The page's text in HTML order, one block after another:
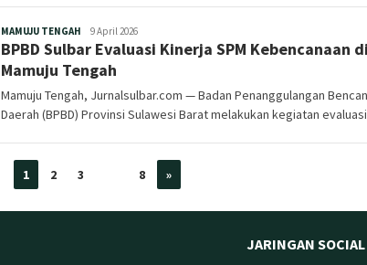
MAMUJU TENGAH Redaksi
9 April 2026
BPBD Sulbar Evaluasi Kinerja SPM Kebencanaan di
Mamuju Tengah
Mamuju Tengah, Jurnalsulbar.com — Badan Penanggulangan
Daerah (BPBD) Provinsi Sulawesi Barat melakukan kegiatan
1 2 3 8 »
JARINGAN SOCIAL